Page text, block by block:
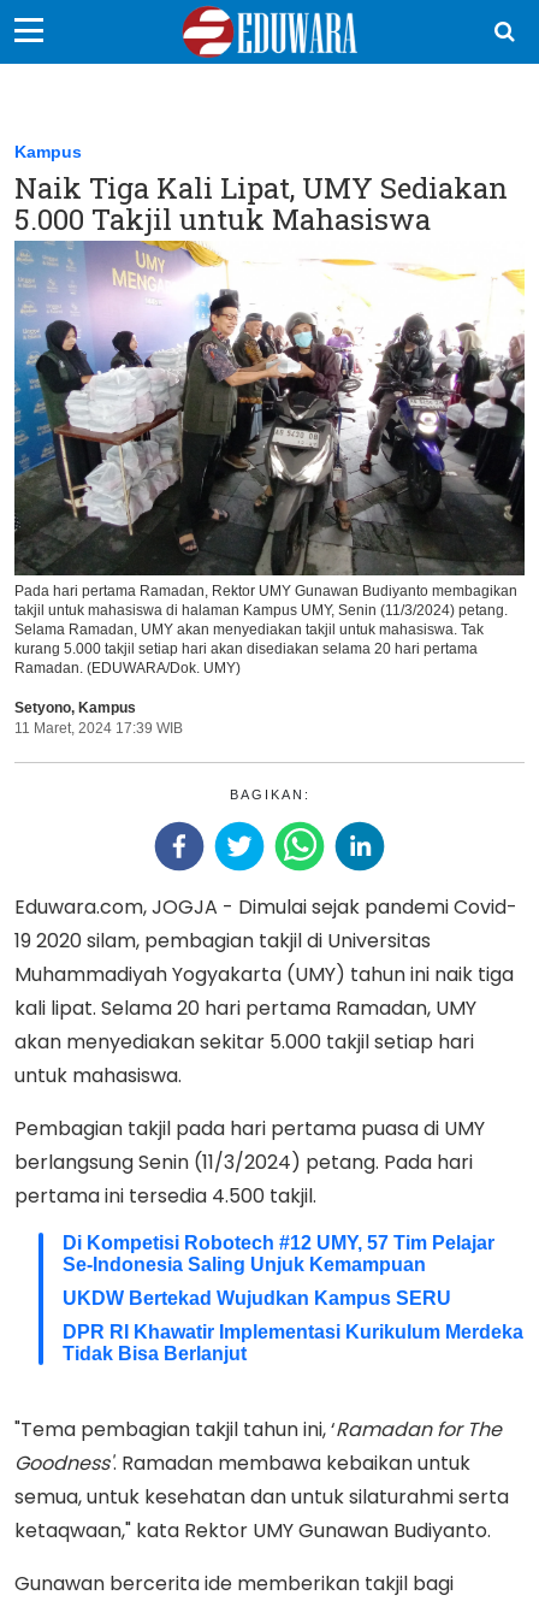
Sekolah Kita
Vokasi
Kampus
Idea
Sains
EduDana
Ikuti Kami di:
Kampus
Naik Tiga Kali Lipat, UMY Sediakan
5.000 Takjil untuk Mahasiswa
Pada hari pertama Ramadan, Rektor UMY Gunawan Budiyanto membagikan
takjil untuk mahasiswa di halaman Kampus UMY, Senin (11/3/2024) petang.
Selama Ramadan, UMY akan menyediakan takjil untuk mahasiswa. Tak
kurang 5.000 takjil setiap hari akan disediakan selama 20 hari pertama
Ramadan. (EDUWARA/Dok. UMY)
Setyono, Kampus
11 Maret, 2024 17:39 WIB
BAGIKAN:
Eduwara.com, JOGJA - Dimulai sejak pandemi Covid-
19 2020 silam, pembagian takjil di Universitas
Muhammadiyah Yogyakarta (UMY) tahun ini naik tiga
kali lipat. Selama 20 hari pertama Ramadan, UMY
akan menyediakan sekitar 5.000 takjil setiap hari
untuk mahasiswa.
Pembagian takjil pada hari pertama puasa di UMY
berlangsung Senin (11/3/2024) petang. Pada hari
pertama ini tersedia 4.500 takjil.
Di Kompetisi Robotech #12 UMY, 57 Tim Pelajar
Se-Indonesia Saling Unjuk Kemampuan
UKDW Bertekad Wujudkan Kampus SERU
DPR RI Khawatir Implementasi Kurikulum Merdeka
Tidak Bisa Berlanjut
"Tema pembagian takjil tahun ini, ‘Ramadan for The
Goodness'. Ramadan membawa kebaikan untuk
semua, untuk kesehatan dan untuk silaturahmi serta
ketaqwaan," kata Rektor UMY Gunawan Budiyanto.
Gunawan bercerita ide memberikan takjil bagi